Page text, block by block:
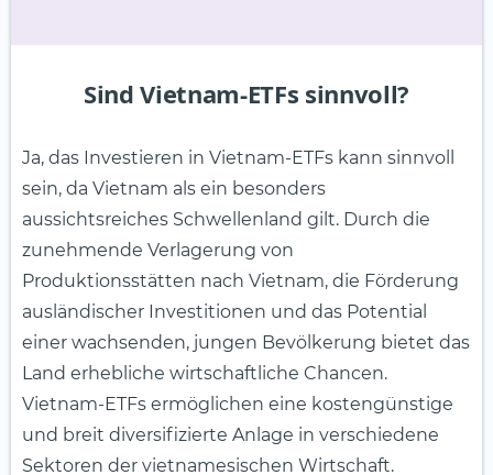
Sind Vietnam-ETFs sinnvoll?
Ja, das Investieren in Vietnam-ETFs kann sinnvoll
sein, da Vietnam als ein besonders
aussichtsreiches Schwellenland gilt. Durch die
zunehmende Verlagerung von
Produktionsstätten nach Vietnam, die Förderung
ausländischer Investitionen und das Potential
einer wachsenden, jungen Bevölkerung bietet das
Land erhebliche wirtschaftliche Chancen.
Vietnam-ETFs ermöglichen eine kostengünstige
und breit diversifizierte Anlage in verschiedene
Sektoren der vietnamesischen Wirtschaft.